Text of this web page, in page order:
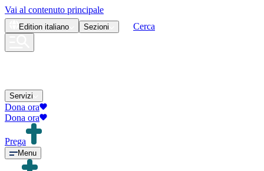
Vai al contenuto principale
Edition italiano Sezioni Cerca
Servizi
Dona ora
Dona ora
Prega
Menu